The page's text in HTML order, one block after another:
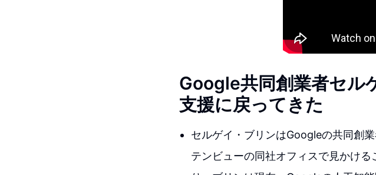
Google共同創業者セル
支援に戻ってきた
セルゲイ・ブリンはGoogleの共同創
テンビューの同社オフィスで見かけ